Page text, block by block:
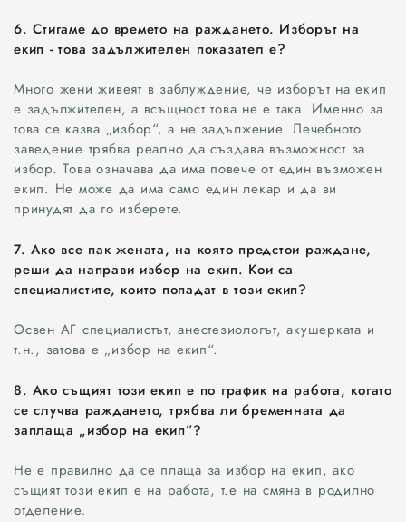
Търговище
Каварна
Силистра
Свят
ОБЩЕСТВО
ОБРАЗОВАНИЕ
КРИМИ
6. Стигаме до времето на раждането. Изборът на
екип - това задължителен показател е?
Много жени живеят в заблуждение, че изборът на екип
е задължителен, а всъщност това не е така. Именно за
това се казва „избор“, а не задължение. Лечебното
заведение трябва реално да създава възможност за
избор. Това означава да има повече от един възможен
екип. Не може да има само един лекар и да ви
принудят да го изберете.
7. Ако все пак жената, на която предстои раждане,
реши да направи избор на екип. Кои са
специалистите, които попадат в този екип?
Освен АГ специалистът, анестезиологът, акушерката и
т.н., затова е „избор на екип“.
8. Ако същият този екип е по график на работа, когато
се случва раждането, трябва ли бременната да
заплаща „избор на екип”?
Не е правилно да се плаща за избор на екип, ако
същият този екип е на работа, т.е на смяна в родилно
отделение.